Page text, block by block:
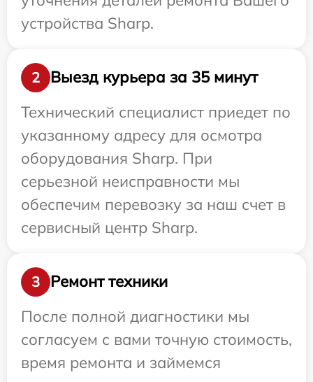
устройства Sharp.
2
Выезд курьера за 35 минут
Технический специалист приедет по
указанному адресу для осмотра
оборудования Sharp. При
серьезной неисправности мы
обеспечим перевозку за наш счет в
сервисный центр Sharp.
3
Ремонт техники
После полной диагностики мы
согласуем с вами точную стоимость,
время ремонта и займемся